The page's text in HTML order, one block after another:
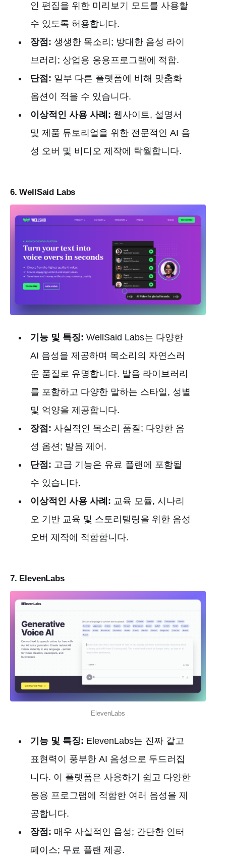
인 편집을 위한 미리보기 모드를 사용할
수 있도록 허용합니다.
장점: 생생한 목소리; 방대한 음성 라이
브러리; 상업용 응용프로그램에 적합.
단점: 일부 다른 플랫폼에 비해 맞춤화
옵션이 적을 수 있습니다.
이상적인 사용 사례: 웹사이트, 설명서
및 제품 튜토리얼을 위한 전문적인 AI 음
성 오버 및 비디오 제작에 탁월합니다.
6. WellSaid Labs
기능 및 특징: WellSaid Labs는 다양한
AI 음성을 제공하며 목소리의 자연스러
운 품질로 유명합니다. 발음 라이브러리
를 포함하고 다양한 말하는 스타일, 성별
및 억양을 제공합니다.
장점: 사실적인 목소리 품질; 다양한 음
성 옵션; 발음 제어.
단점: 고급 기능은 유료 플랜에 포함될
수 있습니다.
이상적인 사용 사례: 교육 모듈, 시나리
오 기반 교육 및 스토리텔링을 위한 음성
오버 제작에 적합합니다.
7. ElevenLabs
ElevenLabs
기능 및 특징: ElevenLabs는 진짜 같고
표현력이 풍부한 AI 음성으로 두드러집
니다. 이 플랫폼은 사용하기 쉽고 다양한
응용 프로그램에 적합한 여러 음성을 제
공합니다.
장점: 매우 사실적인 음성; 간단한 인터
페이스; 무료 플랜 제공.